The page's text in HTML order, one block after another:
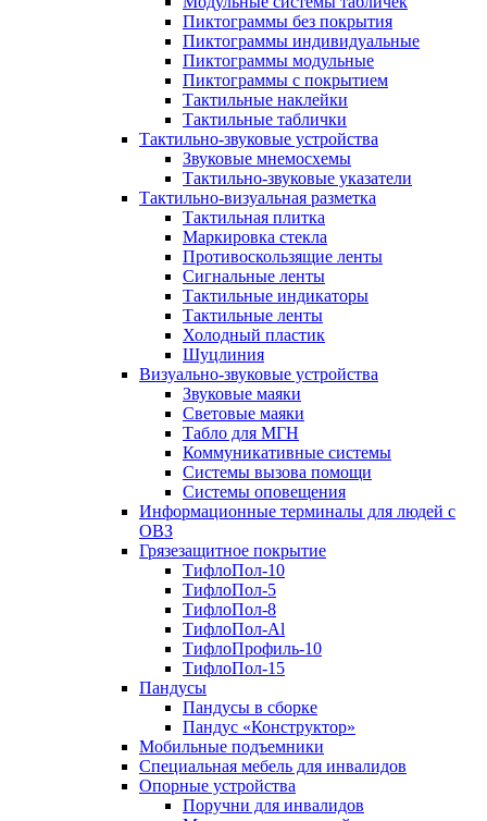
Пиктограммы без покрытия
Пиктограммы индивидуальные
Пиктограммы модульные
Пиктограммы с покрытием
Тактильные наклейки
Тактильные таблички
Тактильно-звуковые устройства
Звуковые мнемосхемы
Тактильно-звуковые указатели
Тактильно-визуальная разметка
Тактильная плитка
Маркировка стекла
Противоскользящие ленты
Сигнальные ленты
Тактильные индикаторы
Тактильные ленты
Холодный пластик
Шуцлиния
Визуально-звуковые устройства
Звуковые маяки
Световые маяки
Табло для МГН
Коммуникативные системы
Системы вызова помощи
Системы оповещения
Информационные терминалы для людей с
ОВЗ
Грязезащитное покрытие
ТифлоПол-10
ТифлоПол-5
ТифлоПол-8
ТифлоПол-Al
ТифлоПрофиль-10
ТифлоПол-15
Пандусы
Пандусы в сборке
Пандус «Конструктор»
Мобильные подъемники
Специальная мебель для инвалидов
Опорные устройства
Поручни для инвалидов